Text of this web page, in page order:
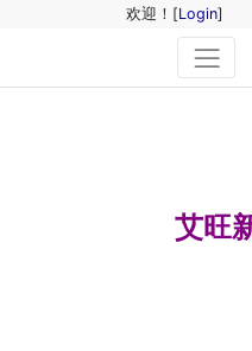
欢迎！[Login]
艾旺